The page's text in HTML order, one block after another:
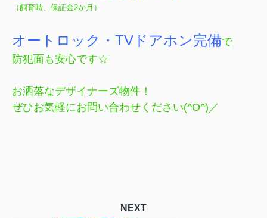
（飼育時、保証金2か月）
オートロック・TVドアホン完備で
防犯面も安心です☆
お洒落なデザイナーズ物件！
ぜひお気軽にお問い合わせください(^O^)／
NEXT